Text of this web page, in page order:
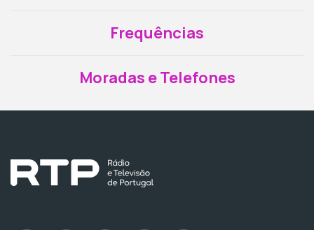
Frequências
Moradas e Telefones